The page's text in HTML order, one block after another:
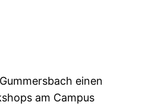
einen
am Campus